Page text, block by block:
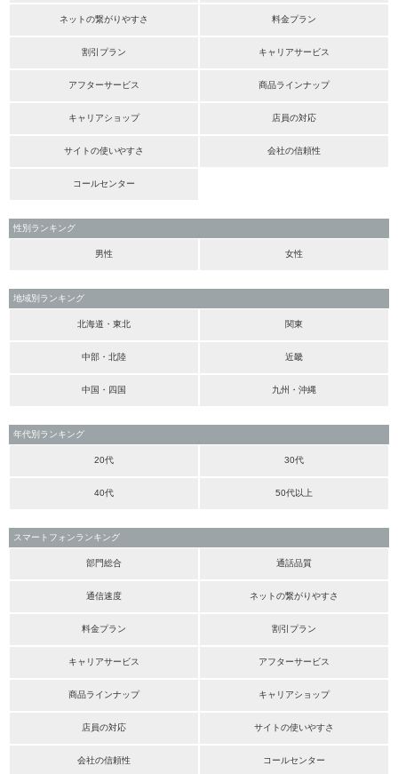
ネットの繋がりやすさ 料金プラン
割引プラン キャリアサービス
アフターサービス 商品ラインナップ
キャリアショップ 店員の対応
サイトの使いやすさ 会社の信頼性
コールセンター
性別ランキング
男性 女性
地域別ランキング
北海道・東北 関東
中部・北陸 近畿
中国・四国 九州・沖縄
年代別ランキング
20代 30代
40代 50代以上
スマートフォンランキング
部門総合 通話品質
通信速度 ネットの繋がりやすさ
料金プラン 割引プラン
キャリアサービス アフターサービス
商品ラインナップ キャリアショップ
店員の対応 サイトの使いやすさ
会社の信頼性 コールセンター